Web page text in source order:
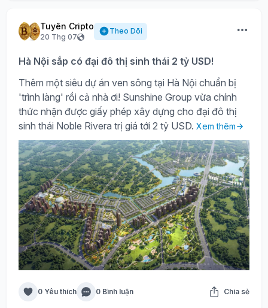
Tuyên Cripto
20 Thg 07
Theo Dõi
Hà Nội sắp có đại đô thị sinh thái 2 tỷ USD!
Thêm một siêu dự án ven sông tại Hà Nội chuẩn bị
'trình làng' rồi cả nhà ơi! Sunshine Group vừa chính
thức nhận được giấy phép xây dựng cho đại đô thị
sinh thái Noble Rivera trị giá tới 2 tỷ USD. Xem thêm
0 Yêu thích 0 Bình luận Chia sẻ